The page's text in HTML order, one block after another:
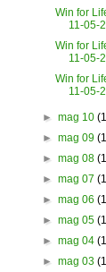
Win for
11-05-
Win for
11-05-
Win for
11-05-
► mag 10
► mag 09
► mag 08
► mag 07
► mag 06
► mag 05
► mag 04
► mag 03